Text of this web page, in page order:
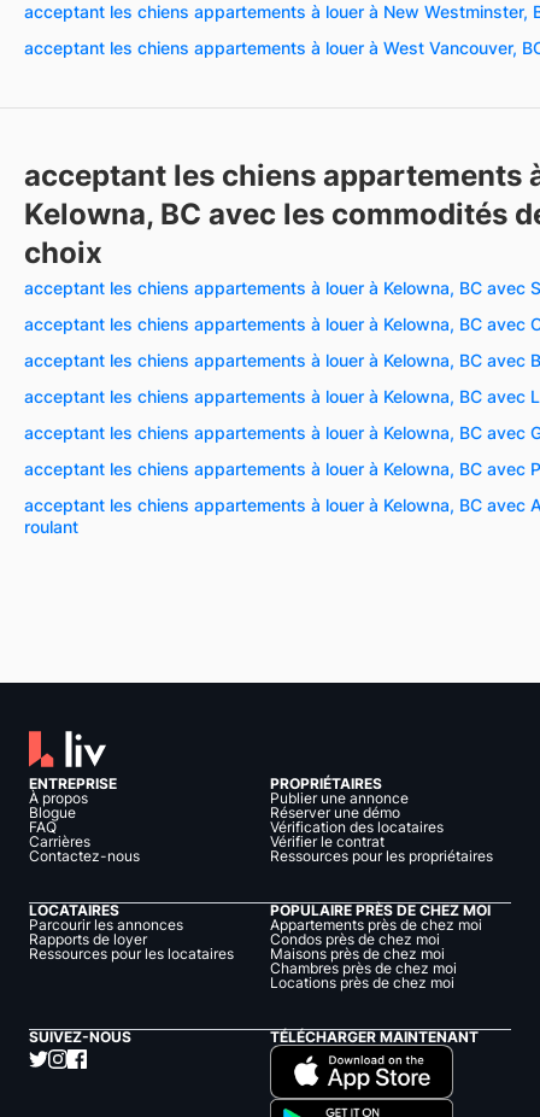
acceptant les chiens appartements à louer à New Westminster,
acceptant les chiens appartements à louer à West Vancouver,
acceptant les chiens appartements
Kelowna, BC avec les commodités
choix
acceptant les chiens appartements à louer à Kelowna, BC avec
acceptant les chiens appartements à louer à Kelowna, BC avec
acceptant les chiens appartements à louer à Kelowna, BC avec
acceptant les chiens appartements à louer à Kelowna, BC avec
acceptant les chiens appartements à louer à Kelowna, BC avec
acceptant les chiens appartements à louer à Kelowna, BC avec
acceptant les chiens appartements à louer à Kelowna, BC avec
roulant
ENTREPRISE
À propos
Blogue
FAQ
Carrières
Contactez-nous
PROPRIÉTAIRES
Publier une annonce
Réserver une démo
Vérification des locataires
Vérifier le contrat
Ressources pour les propriétaires
LOCATAIRES
Parcourir les annonces
Rapports de loyer
Ressources pour les locataires
POPULAIRE PRÈS DE CHEZ MOI
Appartements près de chez moi
Condos près de chez moi
Maisons près de chez moi
Chambres près de chez moi
Locations près de chez moi
SUIVEZ-NOUS TÉLÉCHARGER MAINTENANT